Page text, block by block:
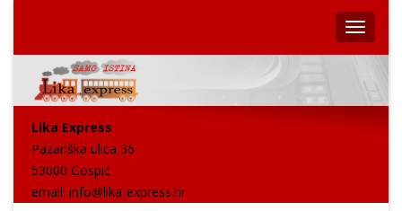
Lika Express
Pazariška ulica 36
53000 Gospić
email: info@lika-express.hr